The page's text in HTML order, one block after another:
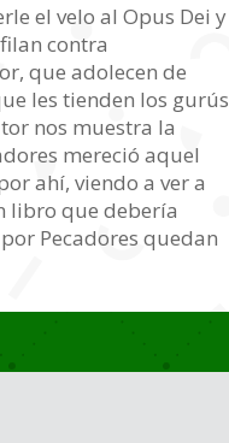
el velo al Opus Dei y
contra
que adolecen de
les tienden los gurús
nos muestra la
mereció aquel
ahí, viendo a ver a
libro que debería
Pecadores quedan